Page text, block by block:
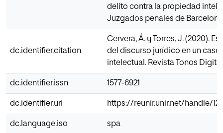
delito contra la propiedad
Juzgados penales de Barcelona
dc.identifier.citation
Cervera, Á. y Torres, J. (2020).
del discurso jurídico en un
intelectual. Revista Tonos
dc.identifier.issn 1577-6921
dc.identifier.uri https://reunir.unir.net/handle/
dc.language.iso spa